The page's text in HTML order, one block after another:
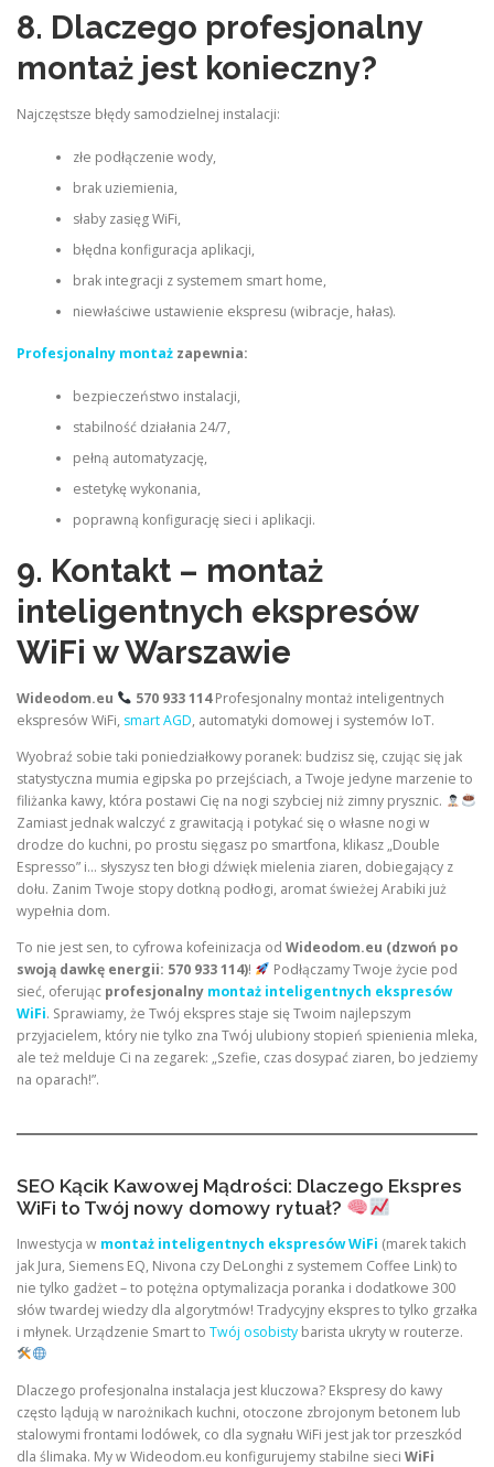
8. Dlaczego profesjonalny
montaż jest konieczny?
Najczęstsze błędy samodzielnej instalacji:
złe podłączenie wody,
brak uziemienia,
słaby zasięg WiFi,
błędna konfiguracja aplikacji,
brak integracji z systemem smart home,
niewłaściwe ustawienie ekspresu (wibracje, hałas).
Profesjonalny montaż zapewnia:
bezpieczeństwo instalacji,
stabilność działania 24/7,
pełną automatyzację,
estetykę wykonania,
poprawną konfigurację sieci i aplikacji.
9. Kontakt – montaż
inteligentnych ekspresów
WiFi w Warszawie
Wideodom.eu 570 933 114Profesjonalny montaż inteligentnych
ekspresów WiFi, smart AGD, automatyki domowej i systemów IoT.
Wyobraź sobie taki poniedziałkowy poranek: budzisz się, czując się jak
statystyczna mumia egipska po przejściach, a Twoje jedyne marzenie to
filiżanka kawy, która postawi Cię na nogi szybciej niż zimny prysznic.
Zamiast jednak walczyć z grawitacją i potykać się o własne nogi w
drodze do kuchni, po prostu sięgasz po smartfona, klikasz „Double
Espresso” i… słyszysz ten błogi dźwięk mielenia ziaren, dobiegający z
dołu. Zanim Twoje stopy dotkną podłogi, aromat świeżej Arabiki już
wypełnia dom.
To nie jest sen, to cyfrowa kofeinizacja od Wideodom.eu (dzwoń po
swoją dawkę energii: 570 933 114)!
Podłączamy Twoje życie pod
sieć, oferując profesjonalny montaż inteligentnych ekspresów
WiFi. Sprawiamy, że Twój ekspres staje się Twoim najlepszym
przyjacielem, który nie tylko zna Twój ulubiony stopień spienienia mleka,
ale też melduje Ci na zegarek: „Szefie, czas dosypać ziaren, bo jedziemy
na oparach!”.
SEO Kącik Kawowej Mądrości: Dlaczego Ekspres
WiFi to Twój nowy domowy rytuał?
Inwestycja w montaż inteligentnych ekspresów WiFi (marek takich
jak Jura, Siemens EQ, Nivona czy DeLonghi z systemem Coffee Link) to
nie tylko gadżet – to potężna optymalizacja poranka i dodatkowe 300
słów twardej wiedzy dla algorytmów! Tradycyjny ekspres to tylko grzałka
i młynek. Urządzenie Smart to Twój osobisty barista ukryty w routerze.
Dlaczego profesjonalna instalacja jest kluczowa? Ekspresy do kawy
często lądują w narożnikach kuchni, otoczone zbrojonym betonem lub
stalowymi frontami lodówek, co dla sygnału WiFi jest jak tor przeszkód
dla ślimaka. My w Wideodom.eu konfigurujemy stabilne sieci WiFi